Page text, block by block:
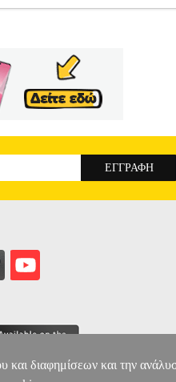
μόνο ελάχιστους που έχει
χρόνο παίζοντας με
στο πάρκο. Ποιος τελικά
Ο ΑΤΣΙΔΑΣ ΣΤΟ ΔΙΑΔΙΚΤΥΟ
και διαφημίσεων και την